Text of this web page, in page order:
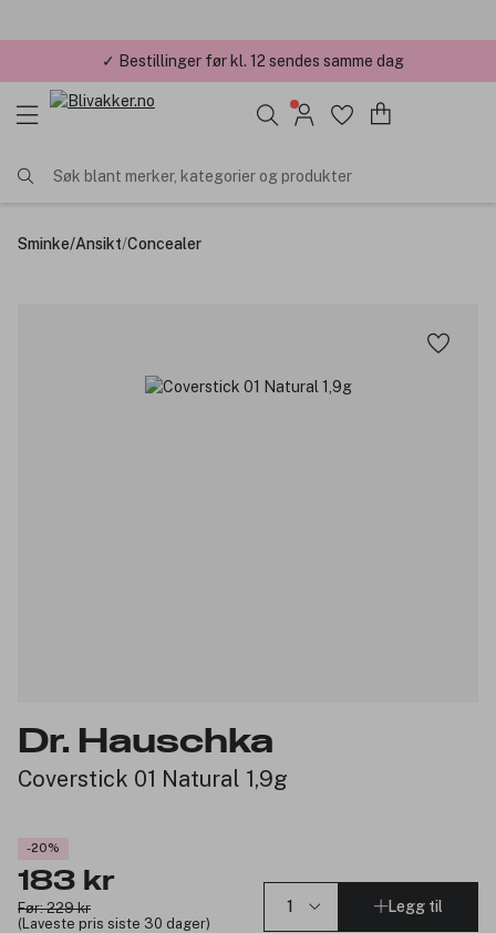
✓ Bestillinger før kl. 12 sendes samme dag
Søk blant merker, kategorier og produkter
Sminke/Ansikt/Concealer
Dr. Hauschka
Coverstick 01 Natural 1,9g
-20%
183 kr
Før: 229 kr
(Laveste pris siste 30 dager)
Legg til